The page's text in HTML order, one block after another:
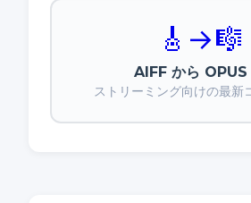
🎸 →🎼
AIFF から OPUS
ストリーミング向けの最新